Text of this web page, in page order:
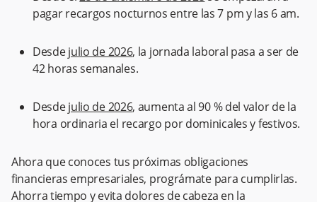
pagar recargos nocturnos entre las 7 pm y las 6 am.
Desdejulio de 2026, la jornada laboral pasa a ser de
42 horas semanales.
Desdejulio de 2026, aumenta al 90 % del valor de la
hora ordinaria el recargo por dominicales y festivos.
Ahora que conoces tus próximas obligaciones
financieras empresariales, prográmate para cumplirlas.
Ahorra tiempo y evita dolores de cabeza en la